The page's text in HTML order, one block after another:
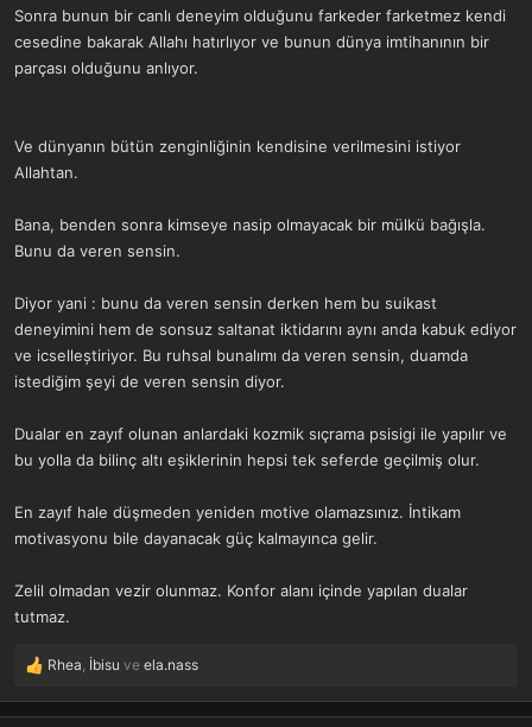
Sonra bunun bir canlı deneyim olduğunu farkeder farketmez kendi
cesedine bakarak Allahı hatırlıyor ve bunun dünya imtihanının bir
parçası olduğunu anlıyor.
Ve dünyanın bütün zenginliğinin kendisine verilmesini istiyor
Allahtan.
Bana, benden sonra kimseye nasip olmayacak bir mülkü bağışla.
Bunu da veren sensin.
Diyor yani : bunu da veren sensin derken hem bu suikast
deneyimini hem de sonsuz saltanat iktidarını aynı anda kabuk ediyor
ve icselleștiriyor. Bu ruhsal bunalımı da veren sensin, duamda
istediğim şeyi de veren sensin diyor.
Dualar en zayıf olunan anlardaki kozmik sıçrama psisigi ile yapılır ve
bu yolla da bilinç altı eșiklerinin hepsi tek seferde geçilmiş olur.
En zayıf hale düşmeden yeniden motive olamazsınız. İntikam
motivasyonu bile dayanacak güç kalmayınca gelir.
Zelil olmadan vezir olunmaz. Konfor alanı içinde yapılan dualar
tutmaz.
T
p
Rhea İbisu ve ela.nass